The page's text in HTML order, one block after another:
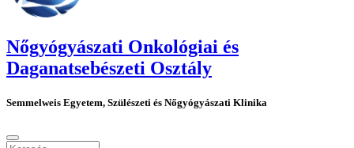
Nőgyógyászati Onkológiai és
Daganatsebészeti Osztály
Semmelweis Egyetem, Szülészeti és Nőgyógyászati Klinika